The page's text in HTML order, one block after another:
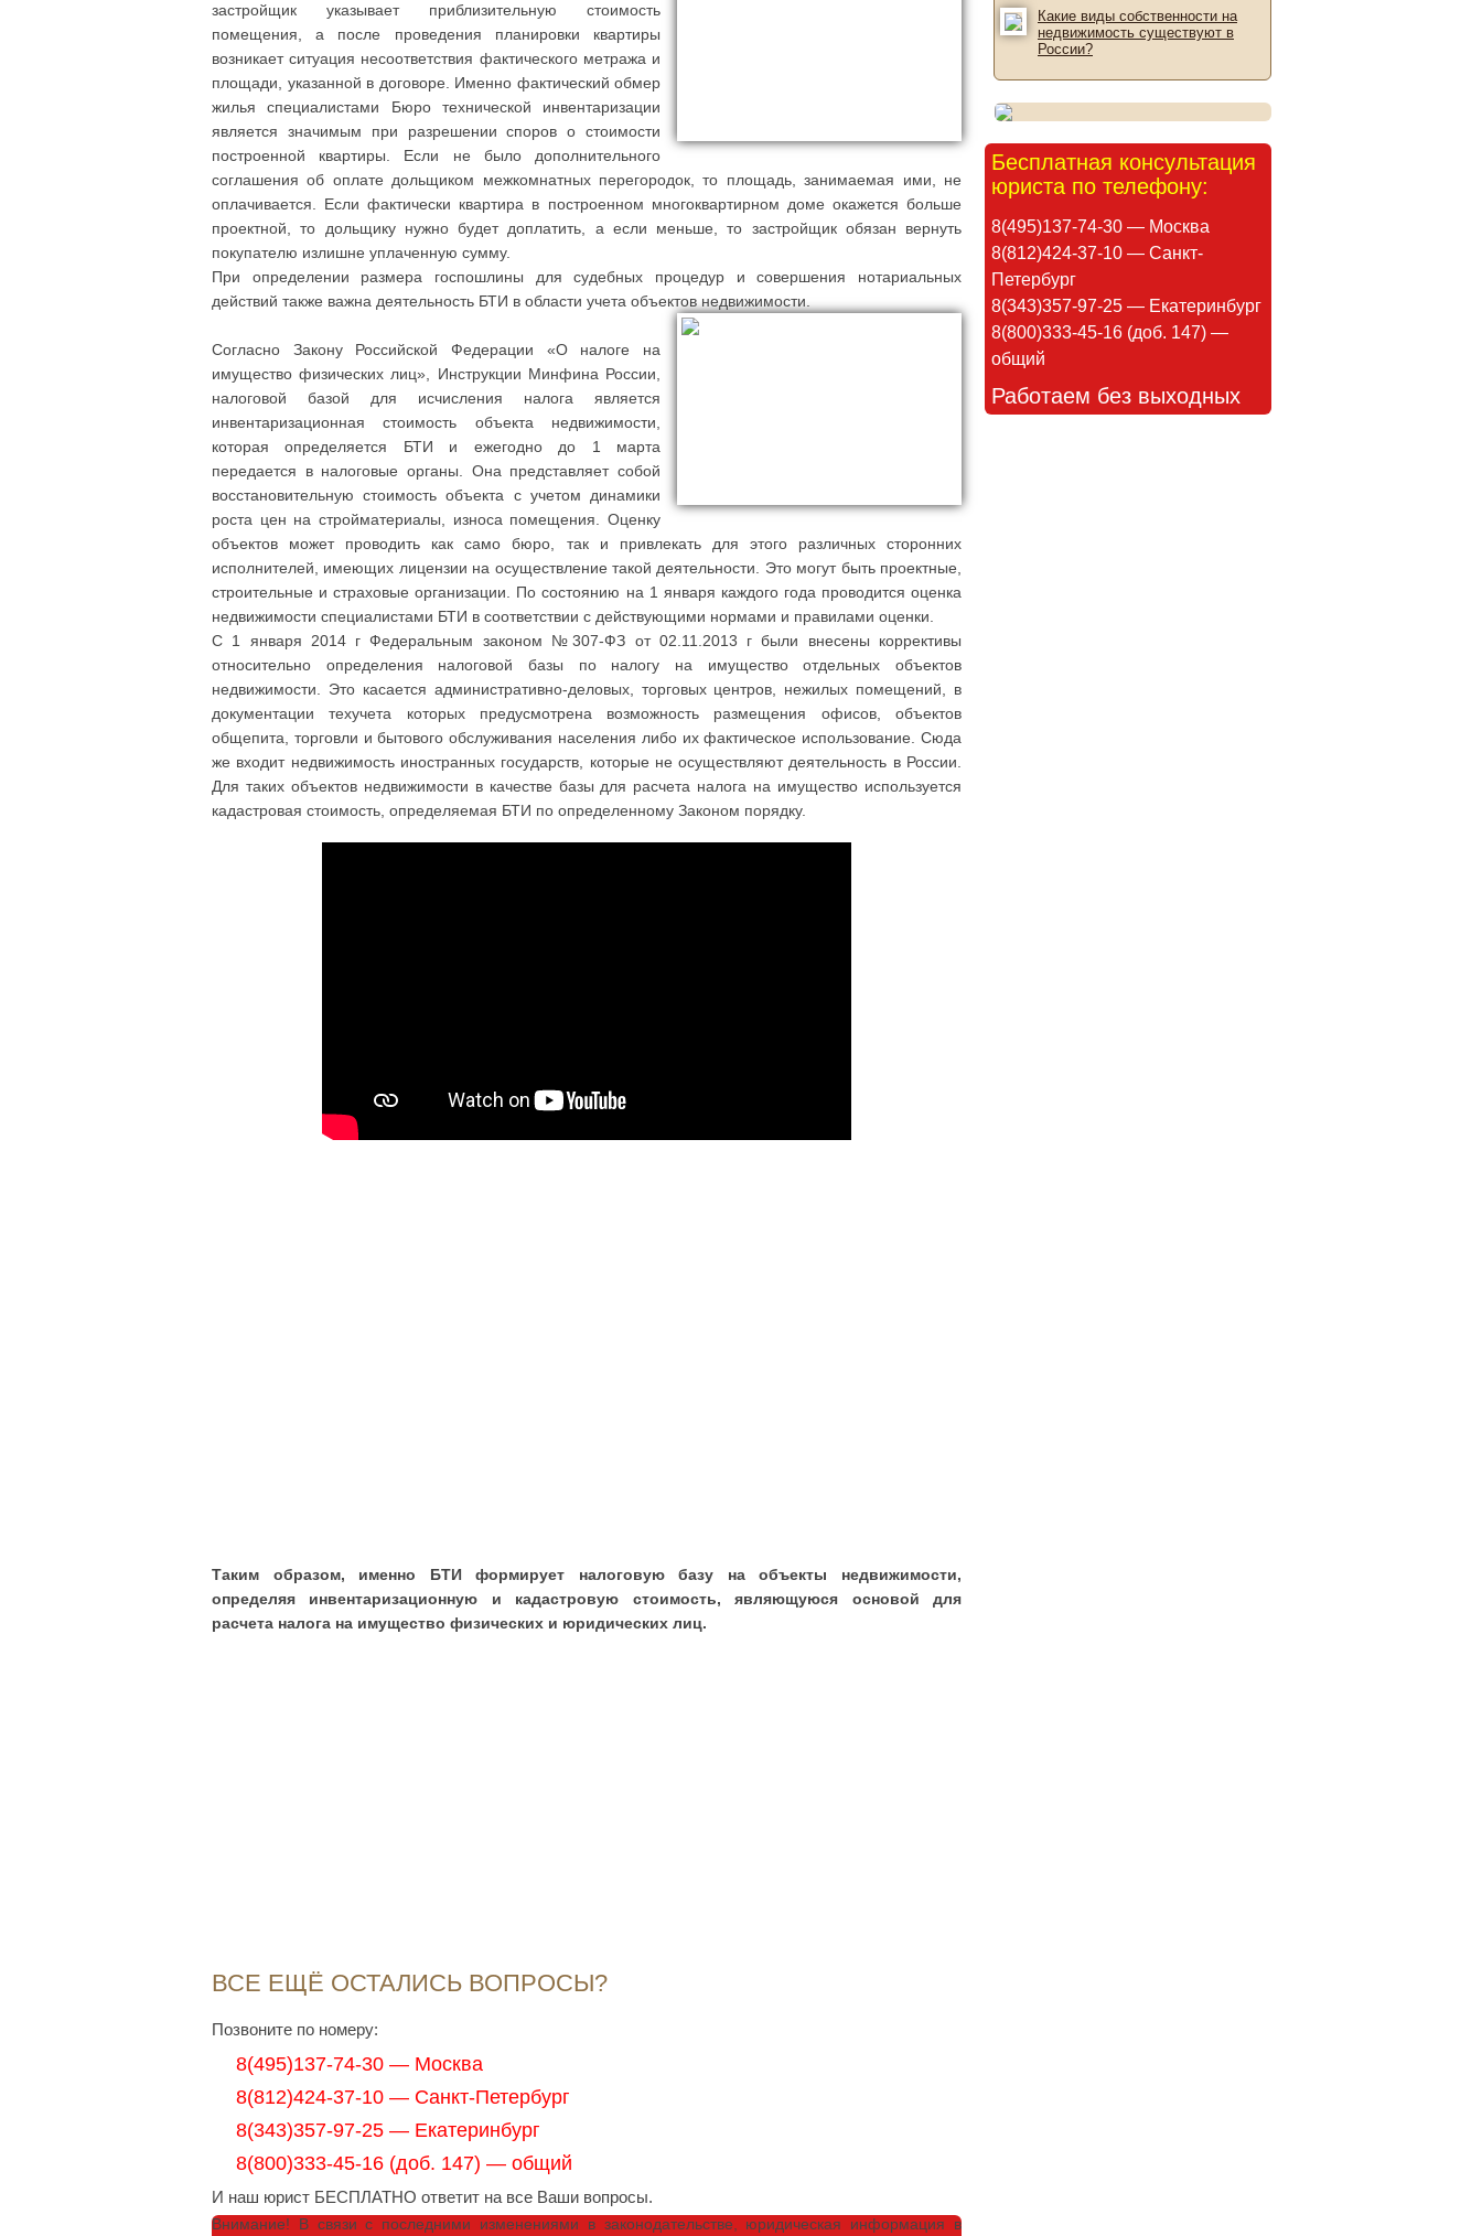
застройщик указывает приблизительную стоимость
помещения, а после проведения планировки квартиры
возникает ситуация несоответствия фактического метража и
площади, указанной в договоре. Именно фактический обмер
жилья специалистами Бюро технической инвентаризации
является значимым при разрешении споров о стоимости
построенной квартиры. Если не было дополнительного
соглашения об оплате дольщиком межкомнатных перегородок, то площадь, занимаемая ими, не
оплачивается. Если фактически квартира в построенном многоквартирном доме окажется больше
проектной, то дольщику нужно будет доплатить, а если меньше, то застройщик обязан вернуть
покупателю излишне уплаченную сумму.
При определении размера госпошлины для судебных процедур и совершения нотариальных
действий также важна деятельность БТИ в области учета объектов недвижимости.
Согласно Закону Российской Федерации «О налоге на
имущество физических лиц», Инструкции Минфина России,
налоговой базой для исчисления налога является
инвентаризационная стоимость объекта недвижимости,
которая определяется БТИ и ежегодно до 1 марта
передается в налоговые органы. Она представляет собой
восстановительную стоимость объекта с учетом динамики
роста цен на стройматериалы, износа помещения. Оценку
объектов может проводить как само бюро, так и привлекать для этого различных сторонних
исполнителей, имеющих лицензии на осуществление такой деятельности. Это могут быть проектные,
строительные и страховые организации. По состоянию на 1 января каждого года проводится оценка
недвижимости специалистами БТИ в соответствии с действующими нормами и правилами оценки.
С 1 января 2014 г Федеральным законом №307-ФЗ от 02.11.2013 г были внесены коррективы
относительно определения налоговой базы по налогу на имущество отдельных объектов
недвижимости. Это касается административно-деловых, торговых центров, нежилых помещений, в
документации техучета которых предусмотрена возможность размещения офисов, объектов
общепита, торговли и бытового обслуживания населения либо их фактическое использование. Сюда
же входит недвижимость иностранных государств, которые не осуществляют деятельность в России.
Для таких объектов недвижимости в качестве базы для расчета налога на имущество используется
кадастровая стоимость, определяемая БТИ по определенному Законом порядку.
Таким образом, именно БТИ формирует налоговую базу на объекты недвижимости,
определяя инвентаризационную и кадастровую стоимость, являющуюся основой для
расчета налога на имущество физических и юридических лиц.
ВСЕ ЕЩЁ ОСТАЛИСЬ ВОПРОСЫ?
Позвоните по номеру:
8(495)137-74-30 — Москва
8(812)424-37-10 — Санкт-Петербург
8(343)357-97-25 — Екатеринбург
8(800)333-45-16 (доб. 147) — общий
И наш юрист БЕСПЛАТНО ответит на все Ваши вопросы.
Внимание! В связи с последними изменениями в законодательстве, юридическая информация в
Какие виды собственности на
недвижимость существуют в
России?
Бесплатная консультация
юриста по телефону:
8(495)137-74-30 — Москва
8(812)424-37-10 — Санкт-
Петербург
8(343)357-97-25 — Екатеринбург
8(800)333-45-16 (доб. 147) —
общий
Работаем без выходных